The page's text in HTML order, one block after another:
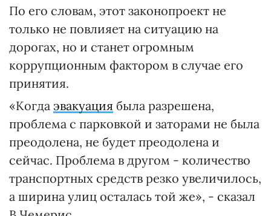
По его словам, этот законопроект не
только не повлияет на ситуацию на
дорогах, но и станет огромным
коррупционным фактором в случае его
принятия.
«Когда эвакуация была разрешена,
проблема с парковкой и заторами не была
преодолена, не будет преодолена и
сейчас. Проблема в другом - количество
транспортных средств резко увеличилось,
а ширина улиц осталась той же», - сказал